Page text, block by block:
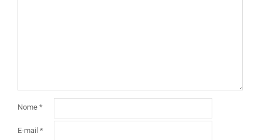
Nome *
E-mail *